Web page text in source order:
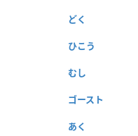
どく
ひこう
むし
ゴースト
あく